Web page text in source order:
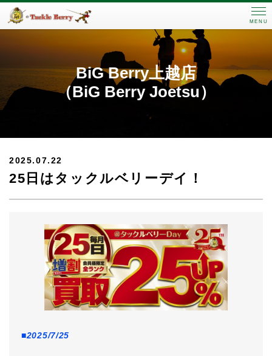
MENU
BiG Berry上越店
（BiG Berry Joetsu）
2025.07.22
25日はタックルベリーデイ！
■2025/7/25